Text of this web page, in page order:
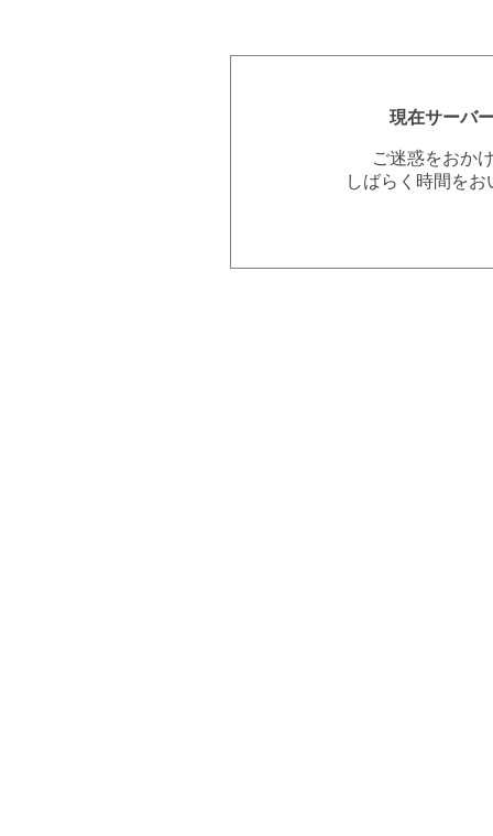
現在サーバ
ご迷惑をおか
しばらく時間を